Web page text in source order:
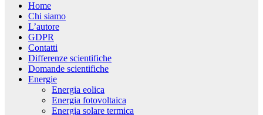
Home
Chi siamo
L’autore
GDPR
Contatti
Differenze scientifiche
Domande scientifiche
Energie
Energia eolica
Energia fotovoltaica
Energia solare termica